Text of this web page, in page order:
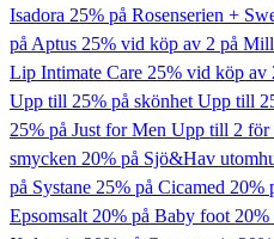
Isadora 25% på Rosenserien +
på Aptus 25% vid köp av 2 på
Lip Intimate Care 25% vid köp av
Upp till 25% på skönhetUpp till
25% på Just for Men Upp till 2 för
smycken 20% på Sjö&Hav
på Systane 25% på Cicamed 20%
Epsomsalt20% på Baby foot20%